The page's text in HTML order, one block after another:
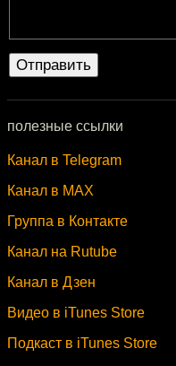
полезные ссылки
Канал в Telegram
Канал в MAX
Группа в Контакте
Канал на Rutube
Канал в Дзен
Видео в iTunes Store
Подкаст в iTunes Store